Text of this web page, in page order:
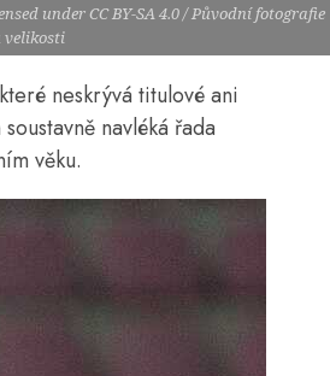
under CC BY-SA 4.0 / Původní fotografie
velikosti
neskrývá titulové ani
navléká řada
věku.